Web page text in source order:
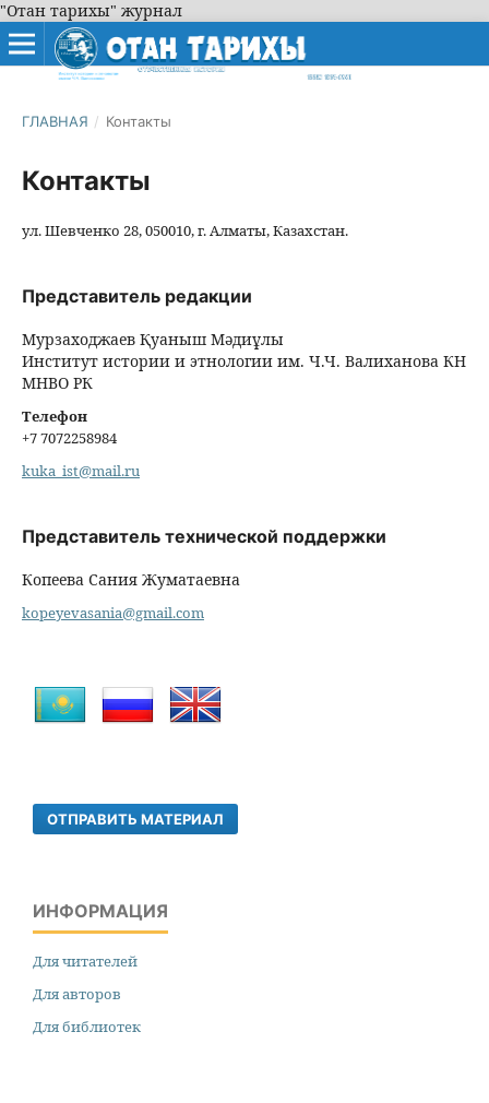
"Отан тарихы" журнал
ГЛАВНАЯ / Контакты
Контакты
ул. Шевченко 28, 050010, г. Алматы, Казахстан.
Представитель редакции
Мурзаходжаев Қуаныш Мәдиұлы
Институт истории и этнологии им. Ч.Ч. Валиханова КН
МНВО РК
Телефон
+7 7072258984
kuka_ist@mail.ru
Представитель технической поддержки
Копеева Сания Жуматаевна
kopeyevasania@gmail.com
ОТПРАВИТЬ МАТЕРИАЛ
ИНФОРМАЦИЯ
Для читателей
Для авторов
Для библиотек